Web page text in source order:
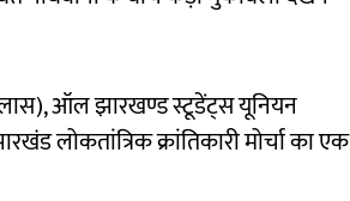
ऑल झारखण्ड स्टूडेंट्स यूनियन
लोकतांत्रिक क्रांतिकारी मोर्चा का एक